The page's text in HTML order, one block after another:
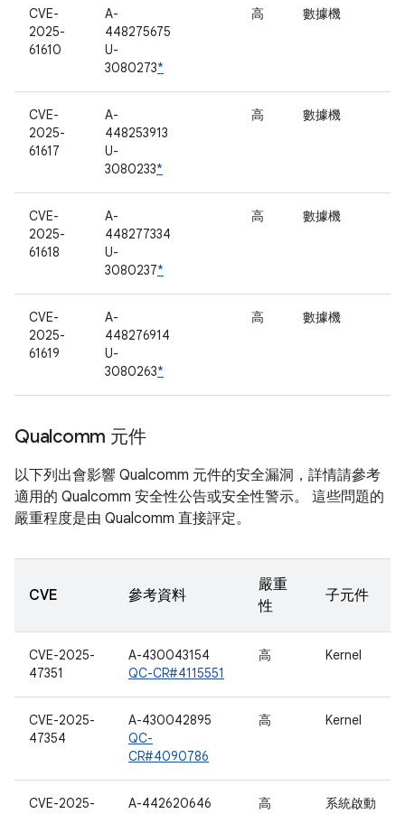
CVE-
2025-
61610
A-
448275675
U-
3080273*
高 數據機
CVE-
2025-
61617
A-
448253913
U-
3080233*
高 數據機
CVE-
2025-
61618
A-
448277334
U-
3080237*
高 數據機
CVE-
2025-
61619
A-
448276914
U-
3080263*
高 數據機
Qualcomm 元件
以下列出會影響 Qualcomm 元件的安全漏洞，詳情請參考
適用的 Qualcomm 安全性公告或安全性警示。 這些問題的
嚴重程度是由 Qualcomm 直接評定。
CVE 參考資料
嚴重
性
子元件
CVE-2025-
47351
A-430043154
QC-CR#4115551
高 Kernel
CVE-2025-
47354
A-430042895
QC-
CR#4090786
高 Kernel
CVE-2025-
A-442620646
高
系統啟動